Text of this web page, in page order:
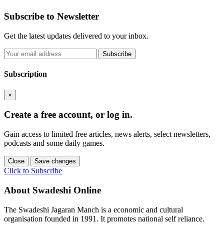
Subscribe to Newsletter
Get the latest updates delivered to your inbox.
Subscribe
Subscription
×
Create a free account, or log in.
Gain access to limited free articles, news alerts, select newsletters,
podcasts and some daily games.
Close Save changes
Click to Subscribe
About Swadeshi Online
The Swadeshi Jagaran Manch is a economic and cultural
organisation founded in 1991. It promotes national self reliance.